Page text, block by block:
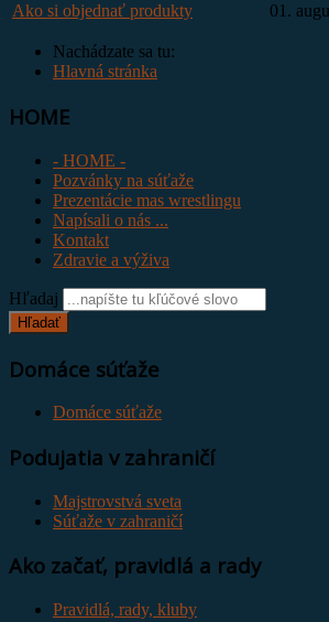
Ako si objednať produkty
01.
Nachádzate sa tu:
Hlavná stránka
HOME
- HOME -
Pozvánky na súťaže
Prezentácie mas wrestlingu
Napísali o nás ...
Kontakt
Zdravie a výživa
Hľadaj
Hľadať
Domáce súťaže
Domáce súťaže
Podujatia v zahraničí
Majstrovstvá sveta
Súťaže v zahraničí
Ako začať, pravidlá a rady
Pravidlá, rady, kluby